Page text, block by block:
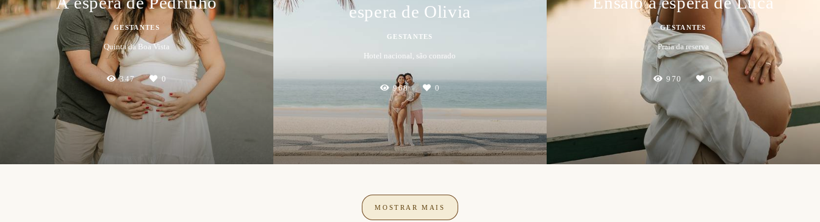
GESTANTES
Quinta da Boa Vista
347 0
espera de Olivia
GESTANTES
Hotel nacional, são conrado
968 0
GESTANTES
Praia da reserva
970 0
MOSTRAR MAIS